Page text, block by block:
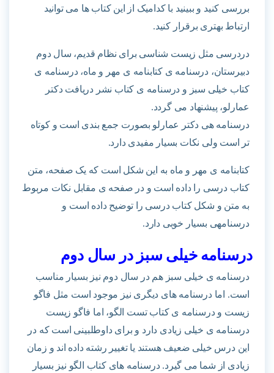
بررسی کنید و ببینید با کدامیک از این کتاب ها می توانید
ارتباط بهتری برقرار کنید.
دردرسی مثل زیست شناسی برای نظام قدیم، سال دوم
دبیرستان، درسنامه ی کتابنامه ی مهر و ماه، درسنامه ی
کتاب خیلی سبز و درسنامه ی کتاب نشر دریافت دکتر
عمارلو، پیشنهاد می گردد.
درسنامه هی دکتر عمارلو بصورت جمع بندی است و کوتاه
تر است ولی نکات بسیار مفیدی دارد.
کتابنامه ی مهر و ماه به این شکل است که یک صفحه، متن
کتاب درسی را داده است و در صفحه ی مقابل نکات مربوط
به متن و شکل کتاب درسی را توضیح داده است و
درسنامهی بسیار خوبی دارد.
درسنامه خیلی سبز در سال دوم
درسنامه ی خیلی سبز هم در سال دوم نیز بسیار مناسب
است. اما درسنامه های دیگری نیز موجود است مثل فاگو
زیست و درسنامه ی کتاب تست الگو، اما فاگو زیست
درسنامه ی خیلی زیادی دارد و برای داوطلبینی است که در
این درس خیلی ضعیف هستند یا تغییر رشته داده اند و زمان
زیادی از شما می گیرد. درسنامه های کتاب الگو نیز بسیار